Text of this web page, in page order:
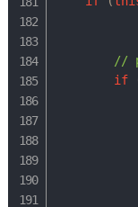
//
if